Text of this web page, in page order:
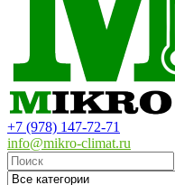
+7 (978) 147-72-71
info@mikro-climat.ru